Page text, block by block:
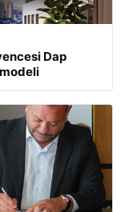
Dap